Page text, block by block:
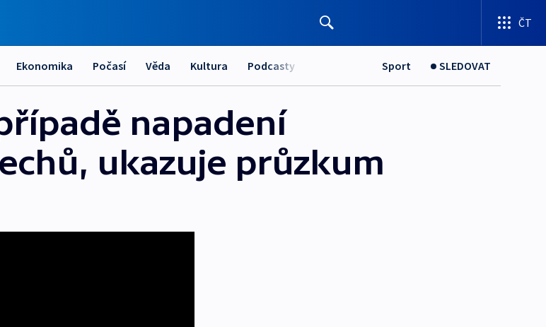
ČT
Ekonomika Počasí Věda Kultura Podcasty Sport SLEDOVAT
napadení
ukazuje průzkum